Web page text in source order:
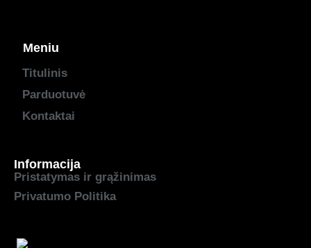
Meniu
Titulinis
Parduotuvė
Kontaktai
Informacija
Pristatymas ir grąžinimas
Privatumo Politika